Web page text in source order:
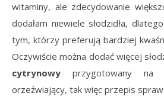
witaminy, ale zdecydowanie
dodałam niewiele słodzidła,
tym, którzy preferują bardziej
Oczywiście można dodać więcej
cytrynowy przygotowany
orzeźwiający, tak więc przepis